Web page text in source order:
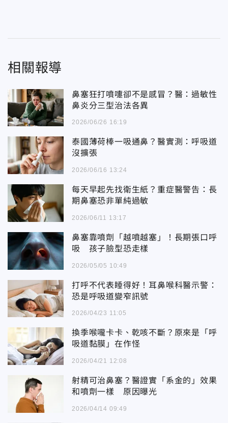
相關報導
鼻塞狂打噴嚏卻不是感冒？醫：過敏性
鼻炎分三型治法各異
2026/06/26 16:19
泰國薄荷棒一吸通鼻？醫實測：呼吸道
沒擴張
2026/06/16 13:24
每天早起先找衛生紙？重症醫警告：長
期鼻塞恐非單純過敏
2026/06/11 13:17
鼻塞靠噴劑「越噴越塞」！長期張口呼
吸 孩子臉型恐走樣
2026/05/05 10:49
打呼不代表睡得好！耳鼻喉科醫示警：
恐是呼吸道變窄訊號
2026/04/23 11:05
換季喉嚨卡卡、乾咳不斷？原來是「呼
吸道黏膜」在作怪
2026/04/21 12:08
射精可治鼻塞？醫證實「系金的」效果
和噴劑一樣 原因曝光
2026/04/14 09:49